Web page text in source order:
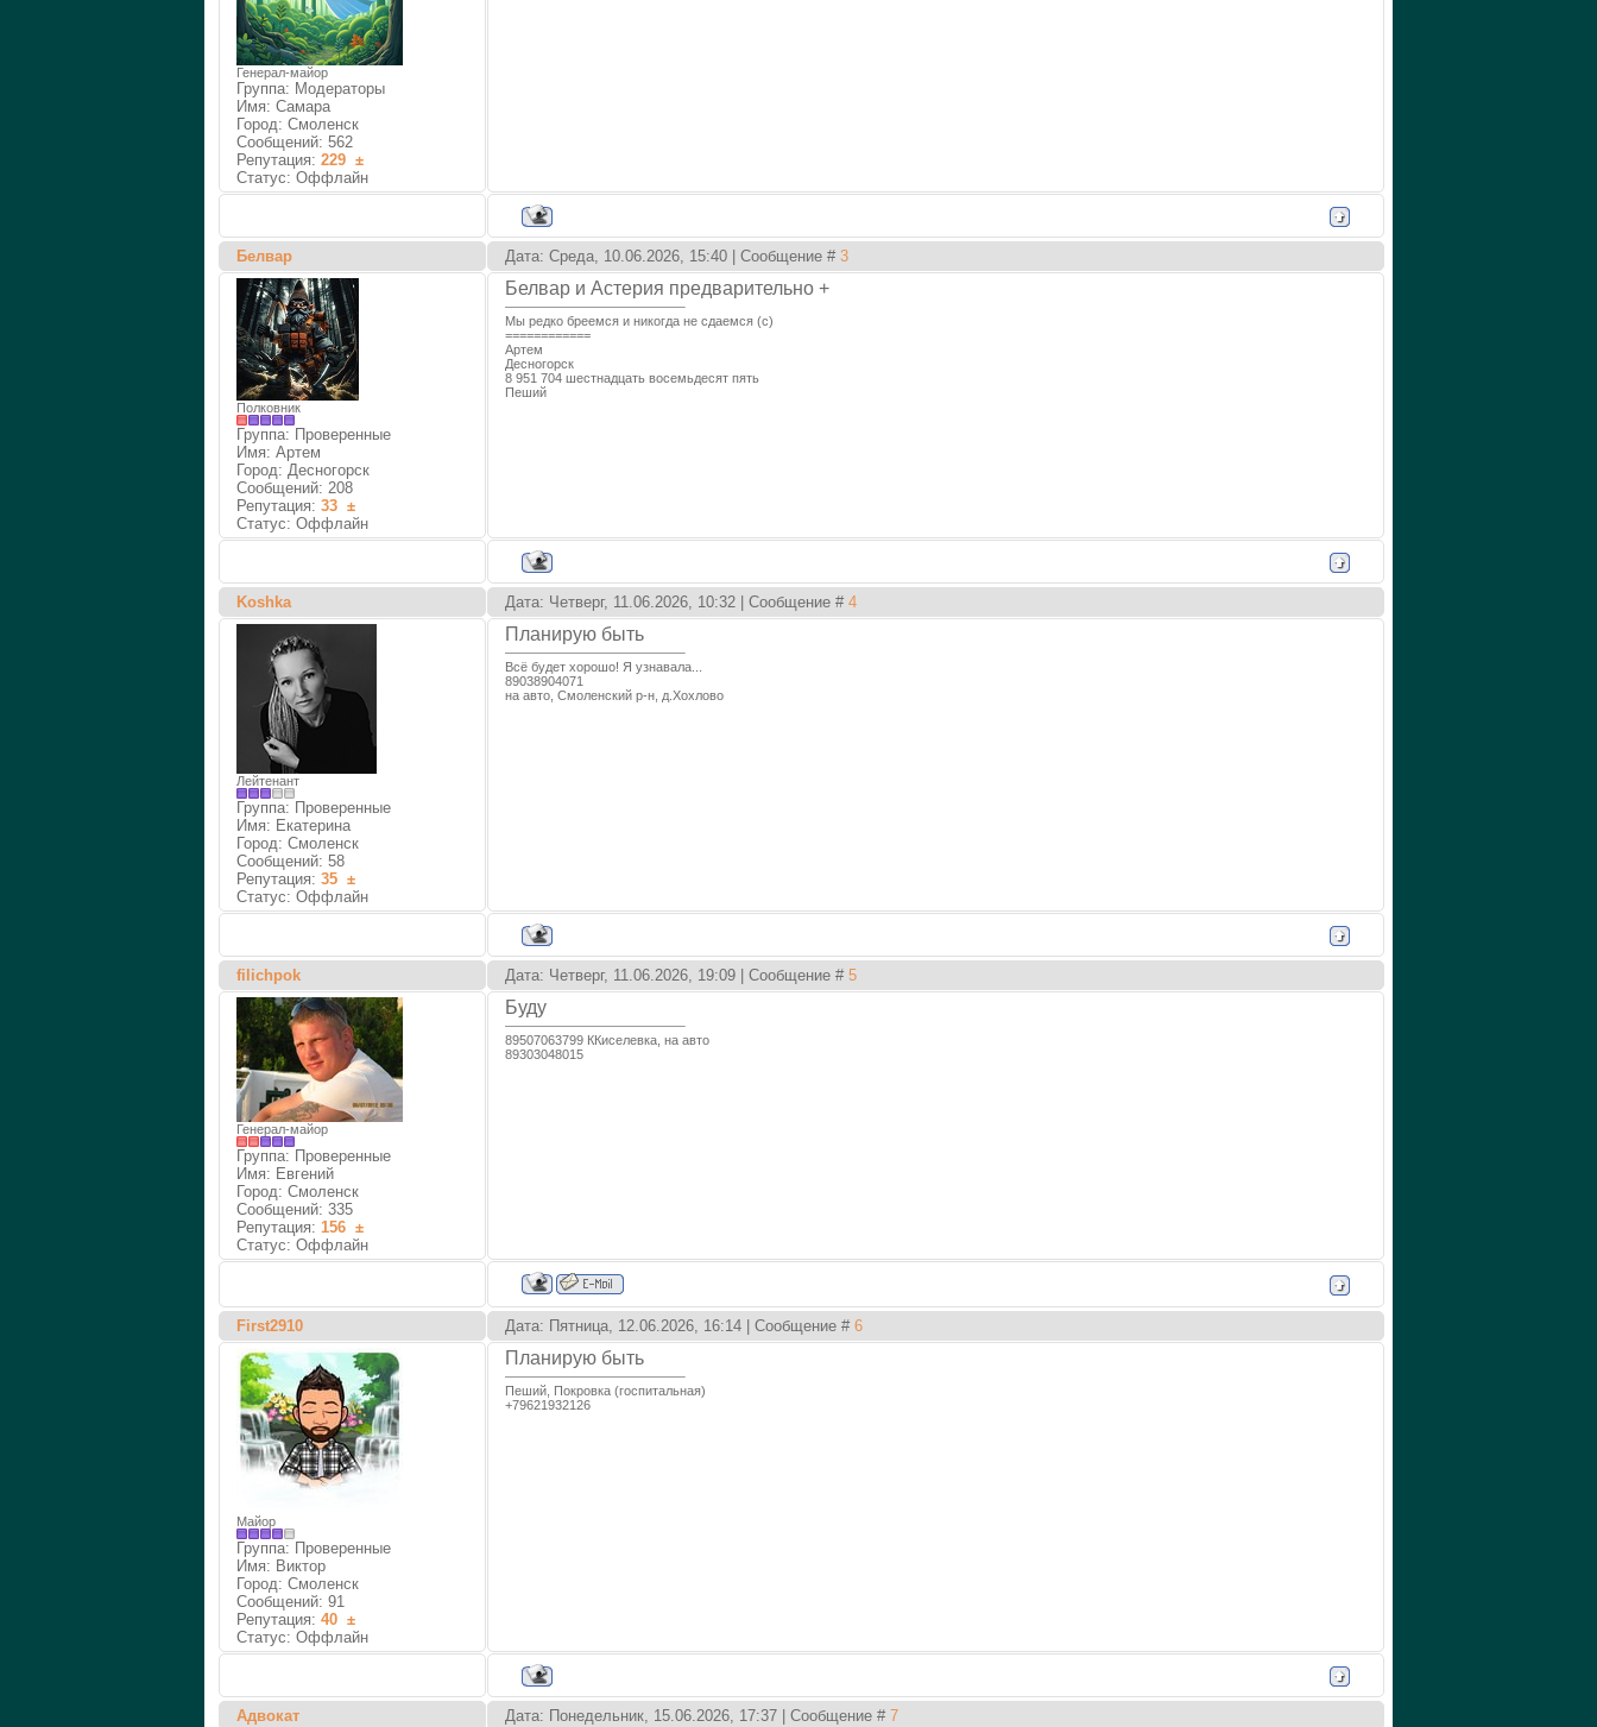
Генерал-майор
Группа: Модераторы
Имя: Самара
Город: Смоленск
Сообщений: 562
Репутация: 229 ±
Статус: Оффлайн
Белвар Дата: Среда, 10.06.2026, 15:40 | Сообщение # 3
Полковник
Группа: Проверенные
Имя: Артем
Город: Десногорск
Сообщений: 208
Репутация: 33 ±
Статус: Оффлайн
Белвар и Астерия предварительно +
Мы редко бреемся и никогда не сдаемся (с)
============
Артем
Десногорск
8 951 704 шестнадцать восемьдесят пять
Пеший
Koshka Дата: Четверг, 11.06.2026, 10:32 | Сообщение # 4
Лейтенант
Группа: Проверенные
Имя: Екатерина
Город: Смоленск
Сообщений: 58
Репутация: 35 ±
Статус: Оффлайн
Планирую быть
Всё будет хорошо! Я узнавала...
89038904071
на авто, Смоленский р-н, д.Хохлово
filichpok Дата: Четверг, 11.06.2026, 19:09 | Сообщение # 5
Генерал-майор
Группа: Проверенные
Имя: Евгений
Город: Смоленск
Сообщений: 335
Репутация: 156 ±
Статус: Оффлайн
Буду
89507063799 ККиселевка, на авто
89303048015
First2910 Дата: Пятница, 12.06.2026, 16:14 | Сообщение # 6
Майор
Группа: Проверенные
Имя: Виктор
Город: Смоленск
Сообщений: 91
Репутация: 40 ±
Статус: Оффлайн
Планирую быть
Пеший, Покровка (госпитальная)
+79621932126
Адвокат Дата: Понедельник, 15.06.2026, 17:37 | Сообщение # 7